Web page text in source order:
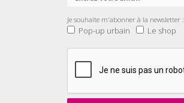
Je souhaite m'abonner à la newsletter :
Pop-up urbain Le shop